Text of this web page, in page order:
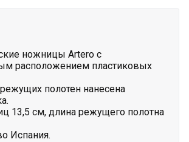
ножницы Artero c
расположением пластиковых
полотен нанесена
13,5 см, длина режущего полотна
Испания.